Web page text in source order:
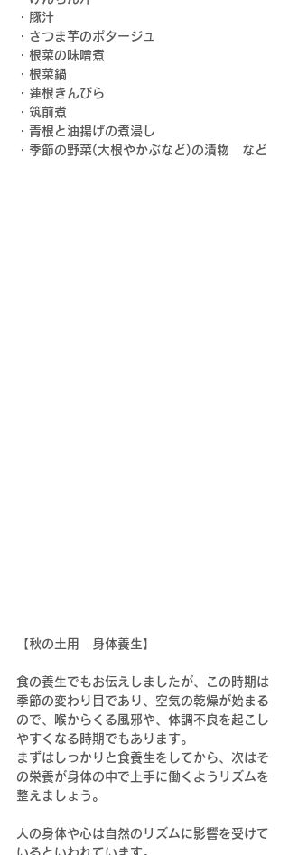
・豚汁
・さつま芋のポタージュ
・根菜の味噌煮
・根菜鍋
・蓮根きんぴら
・筑前煮
・青根と油揚げの煮浸し
・季節の野菜(大根やかぶなど)の漬物 など
【秋の土用　身体養生】
食の養生でもお伝えしましたが、この時期は
季節の変わり目であり、空気の乾燥が始まる
ので、喉からくる風邪や、体調不良を起こし
やすくなる時期でもあります。
まずはしっかりと食養生をしてから、次はそ
の栄養が身体の中で上手に働くようリズムを
整えましょう。
人の身体や心は自然のリズムに影響を受けて
いるといわれています。